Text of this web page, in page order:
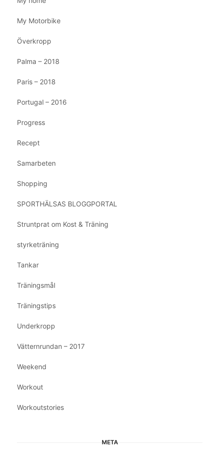
My Motorbike
Överkropp
Palma – 2018
Paris – 2018
Portugal – 2016
Progress
Recept
Samarbeten
Shopping
SPORTHÄLSAS BLOGGPORTAL
Struntprat om Kost & Träning
styrketräning
Tankar
Träningsmål
Träningstips
Underkropp
Vätternrundan – 2017
Weekend
Workout
Workoutstories
META